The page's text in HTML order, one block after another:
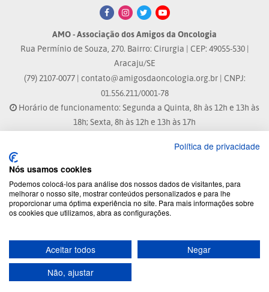
AMO - Associação dos Amigos da Oncologia
Rua Permínio de Souza, 270. Bairro: Cirurgia | CEP: 49055-530 |
Aracaju/SE
(79) 2107-0077 | contato@amigosdaoncologia.org.br| CNPJ:
01.556.211/0001-78
Horário de funcionamento: Segunda a Quinta, 8h às 12h e 13h às
18h; Sexta, 8h às 12h e 13h às 17h
Site atualizado em: 04/08/2026 às 10:33h
® Marca Registrada
© 2026 - Todos os direitos reservados.
Desenvolvido por:
Política de privacidade
Nós usamos cookies
Podemos colocá-los para análise dos nossos dados de visitantes, para
melhorar o nosso site, mostrar conteúdos personalizados e para lhe
proporcionar uma óptima experiência no site. Para mais informações sobre
os cookies que utilizamos, abra as configurações.
Aceitar todos
Negar
Não, ajustar